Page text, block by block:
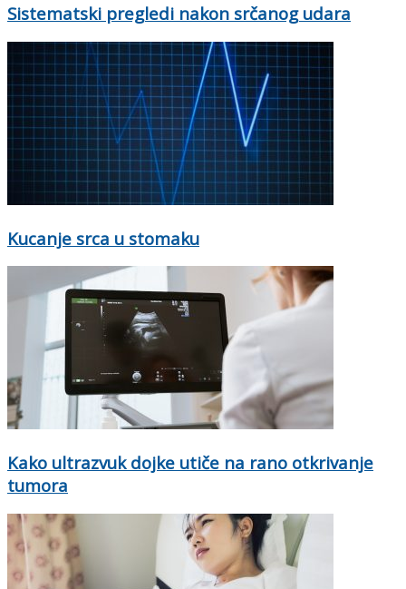
Sistematski pregledi nakon srčanog udara
Kucanje srca u stomaku
Kako ultrazvuk dojke utiče na rano otkrivanje
tumora